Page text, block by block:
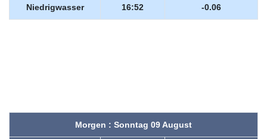
Niedrigwasser 16:52 -0.06
Morgen : Sonntag 09 August